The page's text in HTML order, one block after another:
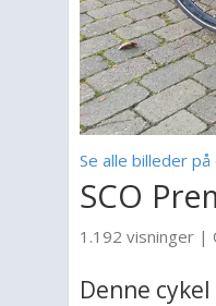
Se alle billeder på
SCO
1.192 visninger |
Denne